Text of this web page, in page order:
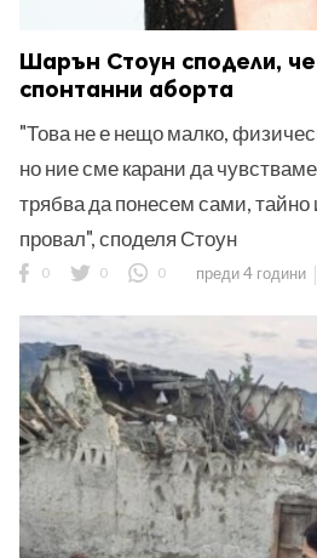
Шарън Стоун сподели,
спонтанни аборта
"Това не е нещо малко,
но ние сме карани да
трябва да понесем сами, тайно
провал", споделя Стоун
0 0 0 преди 4 години